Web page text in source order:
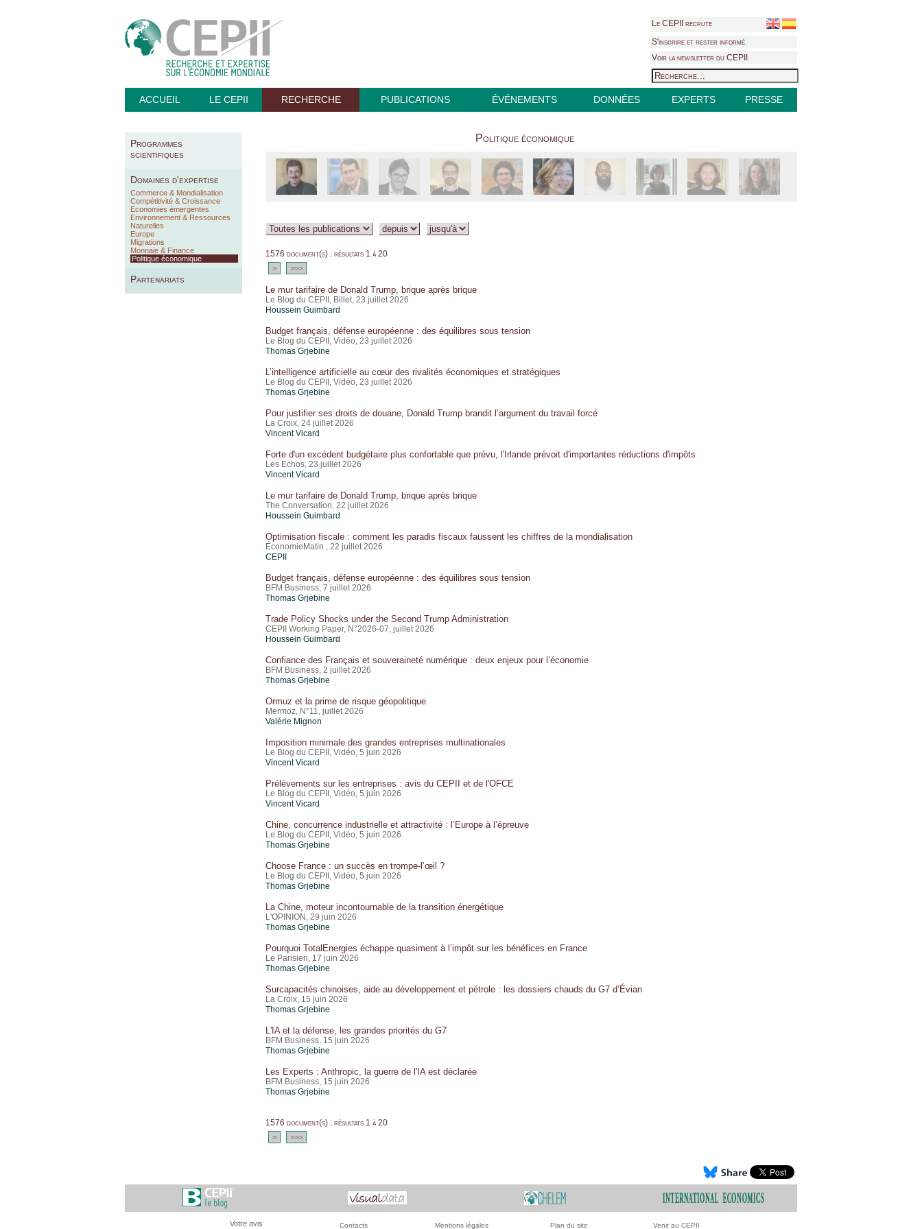
Le CEPII recrute
S'inscrire et rester informé
Voir la newsletter du CEPII
ACCUEIL LE CEPII RECHERCHE PUBLICATIONS ÉVÉNEMENTS DONNÉES EXPERTS PRESSE
Programmes
scientifiques
Domaines d'expertise
Commerce & Mondialisation
Compétitivité & Croissance
Economies émergentes
Environnement & Ressources
Naturelles
Europe
Migrations
Monnaie & Finance
Politique économique
Partenariats
Politique économique
1576 document(s) : résultats 1 à 20
> >>>
Le mur tarifaire de Donald Trump, brique après brique
Le Blog du CEPII, Billet, 23 juillet 2026
Houssein Guimbard
Budget français, défense européenne : des équilibres sous tension
Le Blog du CEPII, Vidéo, 23 juillet 2026
Thomas Grjebine
L’intelligence artificielle au cœur des rivalités économiques et stratégiques
Le Blog du CEPII, Vidéo, 23 juillet 2026
Thomas Grjebine
Pour justifier ses droits de douane, Donald Trump brandit l’argument du travail forcé
La Croix, 24 juillet 2026
Vincent Vicard
Forte d'un excédent budgétaire plus confortable que prévu, l'Irlande prévoit d'importantes réductions d'impôts
Les Echos, 23 juillet 2026
Vincent Vicard
Le mur tarifaire de Donald Trump, brique après brique
The Conversation, 22 juillet 2026
Houssein Guimbard
Optimisation fiscale : comment les paradis fiscaux faussent les chiffres de la mondialisation
ÉconomieMatin , 22 juillet 2026
CEPII
Budget français, défense européenne : des équilibres sous tension
BFM Business, 7 juillet 2026
Thomas Grjebine
Trade Policy Shocks under the Second Trump Administration
CEPII Working Paper, N°2026-07, juillet 2026
Houssein Guimbard
Confiance des Français et souveraineté numérique : deux enjeux pour l’économie
BFM Business, 2 juillet 2026
Thomas Grjebine
Ormuz et la prime de risque géopolitique
Mermoz, N°11, juillet 2026
Valérie Mignon
Imposition minimale des grandes entreprises multinationales
Le Blog du CEPII, Vidéo, 5 juin 2026
Vincent Vicard
Prélèvements sur les entreprises : avis du CEPII et de l'OFCE
Le Blog du CEPII, Vidéo, 5 juin 2026
Vincent Vicard
Chine, concurrence industrielle et attractivité : l’Europe à l’épreuve
Le Blog du CEPII, Vidéo, 5 juin 2026
Thomas Grjebine
Choose France : un succès en trompe-l’œil ?
Le Blog du CEPII, Vidéo, 5 juin 2026
Thomas Grjebine
La Chine, moteur incontournable de la transition énergétique
L'OPINION, 29 juin 2026
Thomas Grjebine
Pourquoi TotalEnergies échappe quasiment à l’impôt sur les bénéfices en France
Le Parisien, 17 juin 2026
Thomas Grjebine
Surcapacités chinoises, aide au développement et pétrole : les dossiers chauds du G7 d’Évian
La Croix, 15 juin 2026
Thomas Grjebine
L'IA et la défense, les grandes priorités du G7
BFM Business, 15 juin 2026
Thomas Grjebine
Les Experts : Anthropic, la guerre de l'IA est déclarée
BFM Business, 15 juin 2026
Thomas Grjebine
1576 document(s) : résultats 1 à 20
> >>>
Votre avis Contacts Mentions légales Plan du site Venir au CEPII